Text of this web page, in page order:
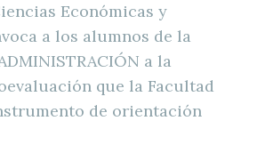
Económicas y
a los alumnos de la
a la
que la Facultad
de orientación